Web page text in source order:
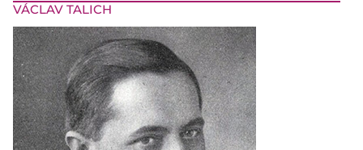
VÁCLAV TALICH